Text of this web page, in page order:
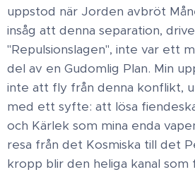
uppstod när Jorden avbröt
insåg att denna separation,
"Repulsionslagen", inte var ett
del av en Gudomlig Plan. Min
inte att fly från denna konflikt,
med ett syfte: att lösa
och Kärlek som mina enda
resa från det Kosmiska till det
kropp blir den heliga kanal som